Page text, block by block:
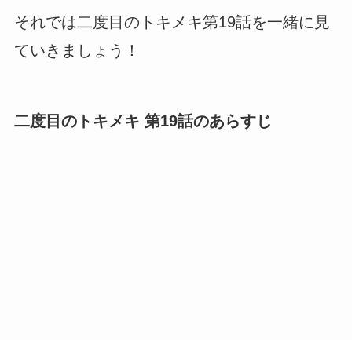
それでは二度目のトキメキ第19話を一緒に見
ていきましょう！
二度目のトキメキ 第19話のあらすじ